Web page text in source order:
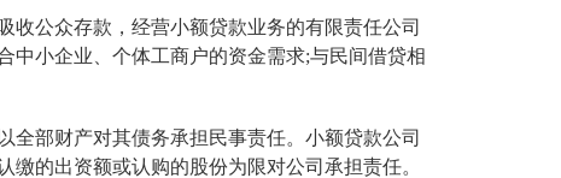
公众存款，经营小额贷款业务的有限责任公司
中小企业、个体工商户的资金需求;与民间借贷相
部财产对其债务承担民事责任。小额贷款公司
的出资额或认购的股份为限对公司承担责任。